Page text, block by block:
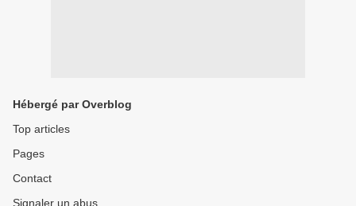
Hébergé par Overblog
Top articles
Pages
Contact
Signaler un abus